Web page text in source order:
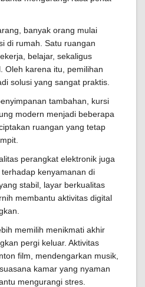
banyak orang mulai
di rumah. Satu ruangan
belajar, sekaligus
Oleh karena itu, pemilihan
solusi yang sangat praktis.
tambahan, kursi
modern menjadi beberapa
ruangan yang tetap
perangkat elektronik juga
kenyamanan di
stabil, layar berkualitas
membantu aktivitas digital
memilih menikmati akhir
pergi keluar. Aktivitas
film, mendengarkan musik,
kamar yang nyaman
mengurangi stres.